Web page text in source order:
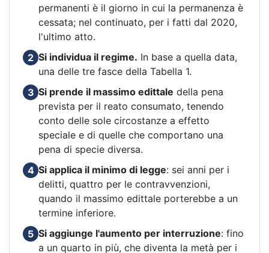
permanenti è il giorno in cui la permanenza è
cessata; nel continuato, per i fatti dal 2020,
l'ultimo atto.
2 Si individua il regime. In base a quella data,
una delle tre fasce della Tabella 1.
3 Si prende il massimo edittale della pena
prevista per il reato consumato, tenendo
conto delle sole circostanze a effetto
speciale e di quelle che comportano una
pena di specie diversa.
4 Si applica il minimo di legge: sei anni per i
delitti, quattro per le contravvenzioni,
quando il massimo edittale porterebbe a un
termine inferiore.
5 Si aggiunge l'aumento per interruzione: fino
a un quarto in più, che diventa la metà per i